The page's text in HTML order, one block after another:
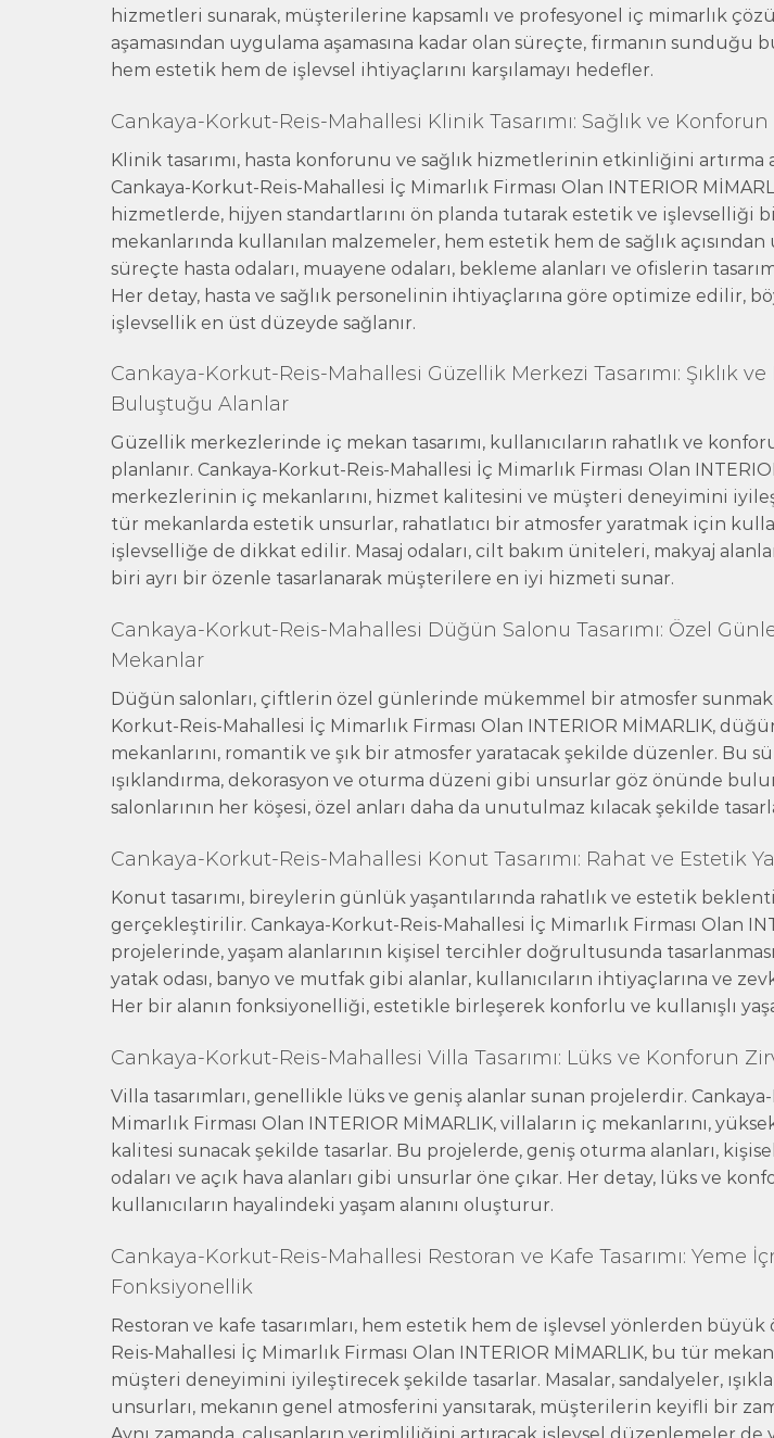
hizmetleri sunarak, müşterilerine kapsamlı ve profesyonel iç mimarlık
aşamasından uygulama aşamasına kadar olan süreçte, firmanın sunduğu
hem estetik hem de işlevsel ihtiyaçlarını karşılamayı hedefler.
Cankaya-Korkut-Reis-Mahallesi Klinik Tasarımı: Sağlık ve
Klinik tasarımı, hasta konforunu ve sağlık hizmetlerinin etkinliğini artırma
Cankaya-Korkut-Reis-Mahallesi İç Mimarlık Firması Olan INTERIOR
hizmetlerde, hijyen standartlarını ön planda tutarak estetik ve işlevselliği
mekanlarında kullanılan malzemeler, hem estetik hem de sağlık
süreçte hasta odaları, muayene odaları, bekleme alanları ve ofislerin
Her detay, hasta ve sağlık personelinin ihtiyaçlarına göre optimize edilir,
işlevsellik en üst düzeyde sağlanır.
Cankaya-Korkut-Reis-Mahallesi Güzellik Merkezi Tasarımı: Şıklık
Buluştuğu Alanlar
Güzellik merkezlerinde iç mekan tasarımı, kullanıcıların rahatlık ve
planlanır. Cankaya-Korkut-Reis-Mahallesi İç Mimarlık Firması Olan
merkezlerinin iç mekanlarını, hizmet kalitesini ve müşteri deneyimini
tür mekanlarda estetik unsurlar, rahatlatıcı bir atmosfer yaratmak için
işlevselliğe de dikkat edilir. Masaj odaları, cilt bakım üniteleri, makyaj
biri ayrı bir özenle tasarlanarak müşterilere en iyi hizmeti sunar.
Cankaya-Korkut-Reis-Mahallesi Düğün Salonu Tasarımı: Özel
Mekanlar
Düğün salonları, çiftlerin özel günlerinde mükemmel bir atmosfer sunmak
Korkut-Reis-Mahallesi İç Mimarlık Firması Olan INTERIOR MİMARLIK,
mekanlarını, romantik ve şık bir atmosfer yaratacak şekilde düzenler. Bu
ışıklandırma, dekorasyon ve oturma düzeni gibi unsurlar göz önünde
salonlarının her köşesi, özel anları daha da unutulmaz kılacak şekilde
Cankaya-Korkut-Reis-Mahallesi Konut Tasarımı: Rahat ve Estetik
Konut tasarımı, bireylerin günlük yaşantılarında rahatlık ve estetik
gerçekleştirilir. Cankaya-Korkut-Reis-Mahallesi İç Mimarlık Firması Olan
projelerinde, yaşam alanlarının kişisel tercihler doğrultusunda
yatak odası, banyo ve mutfak gibi alanlar, kullanıcıların ihtiyaçlarına ve
Her bir alanın fonksiyonelliği, estetikle birleşerek konforlu ve kullanışlı
Cankaya-Korkut-Reis-Mahallesi Villa Tasarımı: Lüks ve Konforun
Villa tasarımları, genellikle lüks ve geniş alanlar sunan projelerdir.
Mimarlık Firması Olan INTERIOR MİMARLIK, villaların iç mekanlarını,
kalitesi sunacak şekilde tasarlar. Bu projelerde, geniş oturma alanları,
odaları ve açık hava alanları gibi unsurlar öne çıkar. Her detay, lüks ve
kullanıcıların hayalindeki yaşam alanını oluşturur.
Cankaya-Korkut-Reis-Mahallesi Restoran ve Kafe Tasarımı: Yeme
Fonksiyonellik
Restoran ve kafe tasarımları, hem estetik hem de işlevsel yönlerden büyük
Reis-Mahallesi İç Mimarlık Firması Olan INTERIOR MİMARLIK, bu tür
müşteri deneyimini iyileştirecek şekilde tasarlar. Masalar, sandalyeler,
unsurları, mekanın genel atmosferini yansıtarak, müşterilerin keyifli bir
Aynı zamanda, çalışanların verimliliğini artıracak işlevsel düzenlemeler de